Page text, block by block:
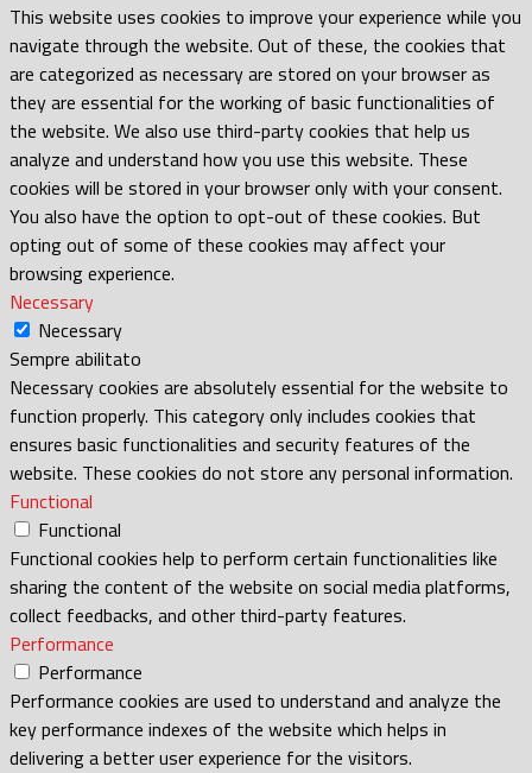
This website uses cookies to improve your experience while you
navigate through the website. Out of these, the cookies that
are categorized as necessary are stored on your browser as
they are essential for the working of basic functionalities of
the website. We also use third-party cookies that help us
analyze and understand how you use this website. These
cookies will be stored in your browser only with your consent.
You also have the option to opt-out of these cookies. But
opting out of some of these cookies may affect your
browsing experience.
Necessary
Necessary
Sempre abilitato
Necessary cookies are absolutely essential for the website to
function properly. This category only includes cookies that
ensures basic functionalities and security features of the
website. These cookies do not store any personal information.
Functional
Functional
Functional cookies help to perform certain functionalities like
sharing the content of the website on social media platforms,
collect feedbacks, and other third-party features.
Performance
Performance
Performance cookies are used to understand and analyze the
key performance indexes of the website which helps in
delivering a better user experience for the visitors.